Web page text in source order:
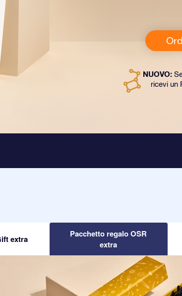
NUOVO:
ricevi un
extra
Pacchetto regalo OSR
extra